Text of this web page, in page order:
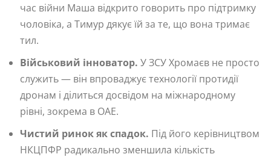
час війни Маша відкрито говорить про підтримку
чоловіка, а Тимур дякує їй за те, що вона тримає
тил.
Військовий інноватор. У ЗСУ Хромаєв не просто
служить — він впроваджує технології протидії
дронам і ділиться досвідом на міжнародному
рівні, зокрема в ОАЕ.
Чистий ринок як спадок. Під його керівництвом
НКЦПФР радикально зменшила кількість